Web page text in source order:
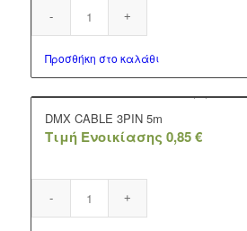
Προσθήκη στο καλάθι
DMX CABLE 3PIN 5m
Τιμή Ενοικίασης 0,85€